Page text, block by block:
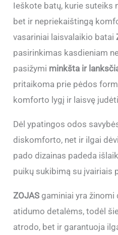
Ieškote batų, kurie suteiks
bet ir nepriekaištingą
vasariniai laisvalaikio batai
pasirinkimas kasdieniam
pasižymi minkšta ir
pritaikoma prie pėdos
komforto lygį ir laisvę
Dėl ypatingos odos
diskomforto, net ir ilgai
pado dizainas padeda
puikų sukibimą su įvairiais
ZOJAS gaminiai yra
atidumo detalėms, todėl
atrodo, bet ir garantuoja